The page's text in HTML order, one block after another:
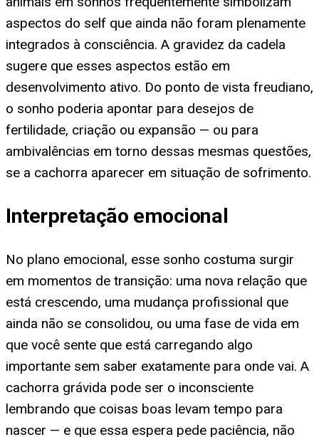
aspectos do self que ainda não foram plenamente
integrados à consciência. A gravidez da cadela
sugere que esses aspectos estão em
desenvolvimento ativo. Do ponto de vista freudiano,
o sonho poderia apontar para desejos de
fertilidade, criação ou expansão — ou para
ambivalências em torno dessas mesmas questões,
se a cachorra aparecer em situação de sofrimento.
Interpretação emocional
No plano emocional, esse sonho costuma surgir
em momentos de transição: uma nova relação que
está crescendo, uma mudança profissional que
ainda não se consolidou, ou uma fase de vida em
que você sente que está carregando algo
importante sem saber exatamente para onde vai. A
cachorra grávida pode ser o inconsciente
lembrando que coisas boas levam tempo para
nascer — e que essa espera pede paciência, não